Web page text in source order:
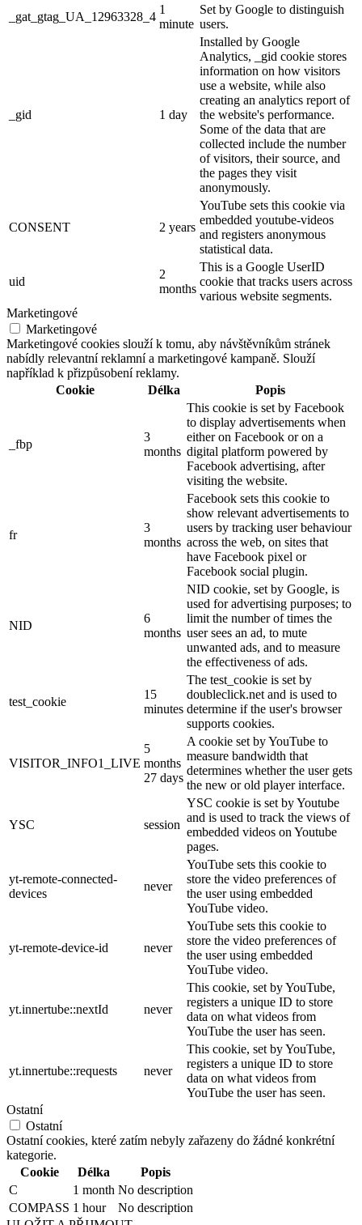
_gat_gtag_UA_12963328_4
1
minute
Set by Google to distinguish
users.
_gid 1 day
Installed by Google
Analytics, _gid cookie stores
information on how visitors
use a website, while also
creating an analytics report of
the website's performance.
Some of the data that are
collected include the number
of visitors, their source, and
the pages they visit
anonymously.
CONSENT 2 years
YouTube sets this cookie via
embedded youtube-videos
and registers anonymous
statistical data.
uid
2
months
This is a Google UserID
cookie that tracks users across
various website segments.
Marketingové
Marketingové
Marketingové cookies slouží k tomu, aby návštěvníkům stránek
nabídly relevantní reklamní a marketingové kampaně. Slouží
například k přizpůsobení reklamy.
Cookie
Délka Popis
_fbp
3
months
This cookie is set by Facebook
to display advertisements when
either on Facebook or on a
digital platform powered by
Facebook advertising, after
visiting the website.
fr
3
months
Facebook sets this cookie to
show relevant advertisements to
users by tracking user behaviour
across the web, on sites that
have Facebook pixel or
Facebook social plugin.
NID
6
months
NID cookie, set by Google, is
used for advertising purposes; to
limit the number of times the
user sees an ad, to mute
unwanted ads, and to measure
the effectiveness of ads.
test_cookie
15
minutes
The test_cookie is set by
doubleclick.net and is used to
determine if the user's browser
supports cookies.
VISITOR_INFO1_LIVE
5
months
27 days
A cookie set by YouTube to
measure bandwidth that
determines whether the user gets
the new or old player interface.
YSC session
YSC cookie is set by Youtube
and is used to track the views of
embedded videos on Youtube
pages.
yt-remote-connected-
devices
never
YouTube sets this cookie to
store the video preferences of
the user using embedded
YouTube video.
yt-remote-device-id never
YouTube sets this cookie to
store the video preferences of
the user using embedded
YouTube video.
yt.innertube::nextId never
This cookie, set by YouTube,
registers a unique ID to store
data on what videos from
YouTube the user has seen.
yt.innertube::requests never
This cookie, set by YouTube,
registers a unique ID to store
data on what videos from
YouTube the user has seen.
Ostatní
Ostatní
Ostatní cookies, které zatím nebyly zařazeny do žádné konkrétní
kategorie.
Cookie
Délka
Popis
C
1 month No description
COMPASS 1 hour
No description